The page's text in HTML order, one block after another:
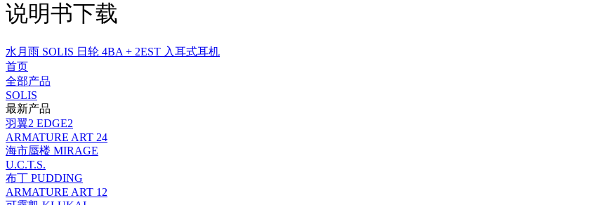
说明书下载
水月雨 SOLIS 日轮 4BA + 2EST 入耳式耳机
首页
全部产品
SOLIS
最新产品
羽翼2 EDGE2
ARMATURE ART 24
海市蜃楼 MIRAGE
U.C.T.S.
布丁 PUDDING
ARMATURE ART 12